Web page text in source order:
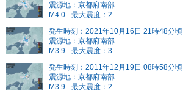
震源地：京都府南部
M4.0
最大震度：2
発生時刻：2021年10月16日 21時48分頃
震源地：京都府南部
M3.9
最大震度：3
発生時刻：2011年12月19日 08時58分頃
震源地：京都府南部
M3.9
最大震度：2